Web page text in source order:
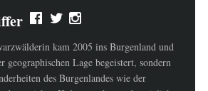
kam 2005 ins Burgenland und
geographischen Lage begeistert, sondern
des Burgenlandes wie der